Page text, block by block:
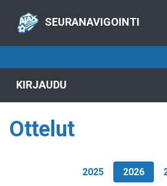
SEURANAVIGOINTI
KIRJAUDU
Ottelut
2025 2026